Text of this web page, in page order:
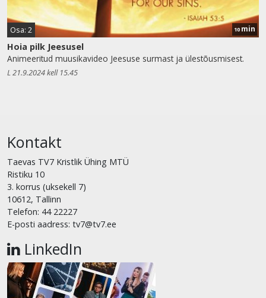
Osa: 2 10 min
Hoia pilk Jeesusel
Animeeritud muusikavideo Jeesuse surmast ja ülestõusmisest.
L 21.9.2024 kell 15.45
Kontakt
Taevas TV7 Kristlik Ühing MTÜ
Ristiku 10
3. korrus (uksekell 7)
10612, Tallinn
Telefon: 44 22227
E-posti aadress: tv7@tv7.ee
LinkedIn